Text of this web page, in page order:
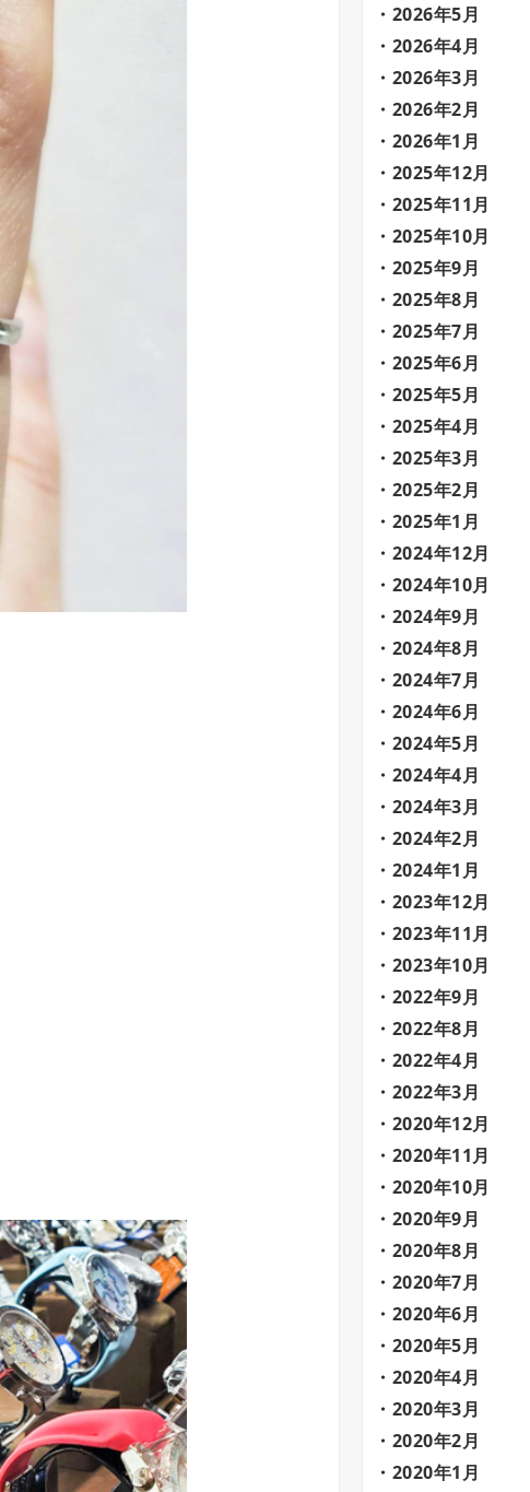
2026年5月
2026年4月
2026年3月
2026年2月
2026年1月
2025年12月
2025年11月
2025年10月
2025年9月
2025年8月
2025年7月
2025年6月
2025年5月
2025年4月
2025年3月
2025年2月
2025年1月
2024年12月
2024年10月
2024年9月
2024年8月
2024年7月
2024年6月
2024年5月
2024年4月
2024年3月
2024年2月
2024年1月
2023年12月
2023年11月
2023年10月
2022年9月
2022年8月
2022年4月
2022年3月
2020年12月
2020年11月
2020年10月
2020年9月
2020年8月
2020年7月
2020年6月
2020年5月
2020年4月
2020年3月
2020年2月
2020年1月